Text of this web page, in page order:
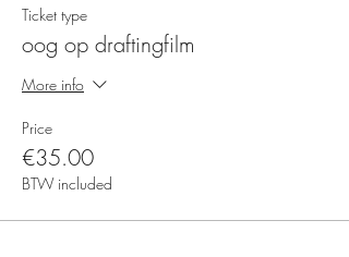
Ticket type
oog op draftingfilm
More info
Price
€35.00
BTW included